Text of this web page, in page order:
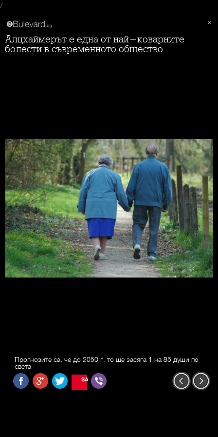
/
Алцхаймерът е една от най-коварните
болести в съвременното общество
Прогнозите са, че до 2050 г. то ще засяга 1 на 85 души по
света
SAVE